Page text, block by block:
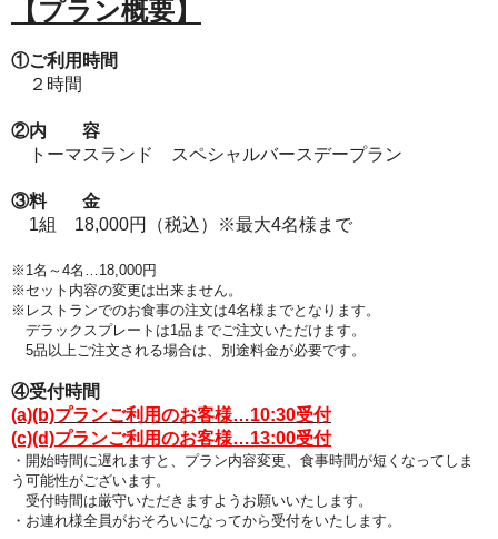
【プラン概要】
①ご利用時間
２時間
②内 容
トーマスランド スペシャルバースデープラン
③料 金
1組 18,000円（税込）※最大4名様まで
※1名～4名…18,000円
※セット内容の変更は出来ません。
※レストランでのお食事の注文は4名様までとなります。
デラックスプレートは1品までご注文いただけます。
5品以上ご注文される場合は、別途料金が必要です。
④受付時間
(a)(b)プランご利用のお客様…10:30受付
(c)(d)プランご利用のお客様…13:00受付
・開始時間に遅れますと、プラン内容変更、食事時間が短くなってしま
う可能性がございます。
受付時間は厳守いただきますようお願いいたします。
・お連れ様全員がおそろいになってから受付をいたします。